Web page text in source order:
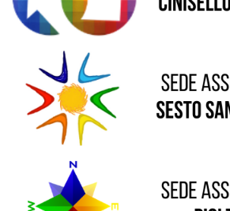
Sede di Pioltello
Sede di Vaprio D'Adda